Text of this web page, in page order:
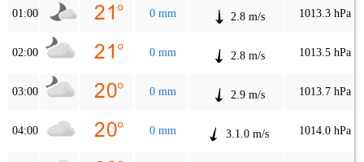
01:00 0 mm 2.8 m/s 1013.3 hPa
02:00 0 mm 2.8 m/s 1013.5 hPa
03:00 0 mm 2.9 m/s 1013.7 hPa
04:00 0 mm 3.1.0 m/s 1014.0 hPa